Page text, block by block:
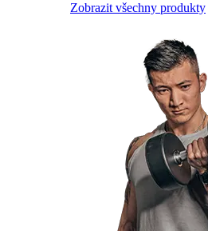
Zobrazit všechny produkty